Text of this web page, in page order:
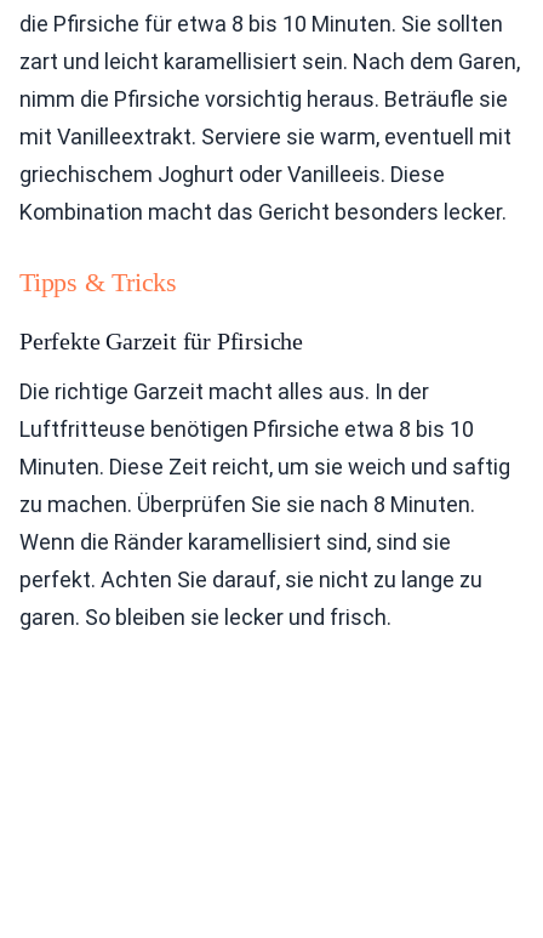
die Pfirsiche für etwa 8 bis 10 Minuten. Sie sollten
zart und leicht karamellisiert sein. Nach dem Garen,
nimm die Pfirsiche vorsichtig heraus. Beträufle sie
mit Vanilleextrakt. Serviere sie warm, eventuell mit
griechischem Joghurt oder Vanilleeis. Diese
Kombination macht das Gericht besonders lecker.
Tipps & Tricks
Perfekte Garzeit für Pfirsiche
Die richtige Garzeit macht alles aus. In der
Luftfritteuse benötigen Pfirsiche etwa 8 bis 10
Minuten. Diese Zeit reicht, um sie weich und saftig
zu machen. Überprüfen Sie sie nach 8 Minuten.
Wenn die Ränder karamellisiert sind, sind sie
perfekt. Achten Sie darauf, sie nicht zu lange zu
garen. So bleiben sie lecker und frisch.